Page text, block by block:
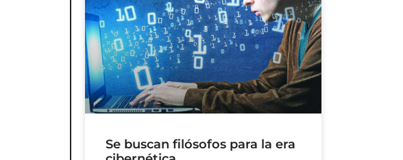
Se buscan filósofos para la era